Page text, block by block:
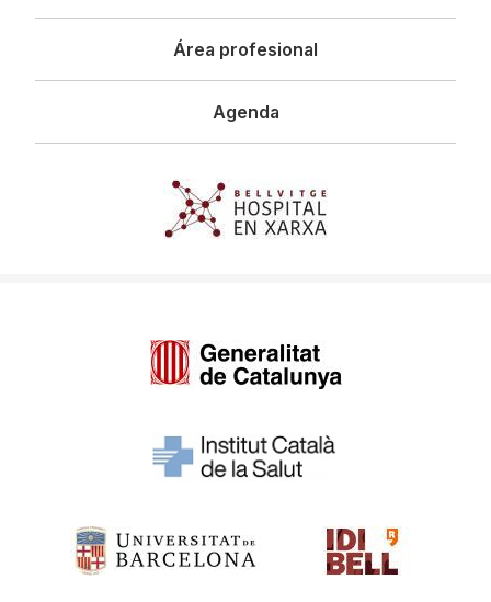
Área profesional
Agenda